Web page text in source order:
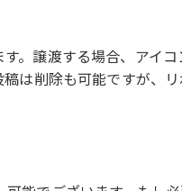
。譲渡する場合、アイ
は削除も可能ですが